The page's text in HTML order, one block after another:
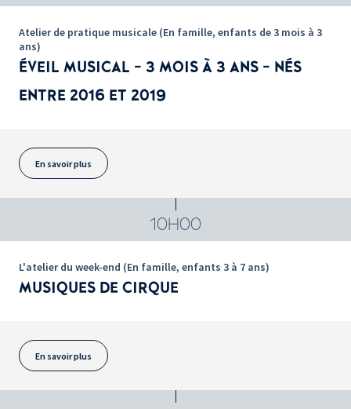
Atelier de pratique musicale (En famille, enfants de 3 mois à 3
ans)
ÉVEIL MUSICAL - 3 MOIS À 3 ANS - NÉS
ENTRE 2016 ET 2019
En savoir plus
10H00
L'atelier du week-end (En famille, enfants 3 à 7 ans)
MUSIQUES DE CIRQUE
En savoir plus